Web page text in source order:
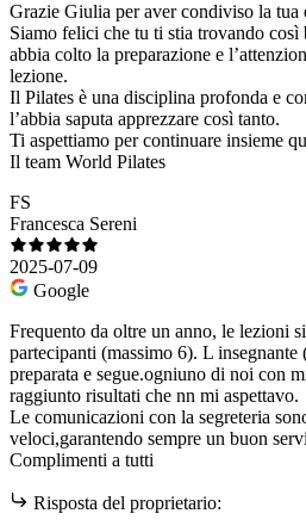
Grazie Giulia per aver condiviso la tua
Siamo felici che tu ti stia trovando così
abbia colto la preparazione e
lezione.
Il Pilates è una disciplina profonda e
l’abbia saputa apprezzare così tanto.
Ti aspettiamo per continuare insieme
Il team World Pilates
FS
Francesca Sereni
2025-07-09
Google
Frequento da oltre un anno, le lezioni
partecipanti (massimo 6). L insegnante
preparata e segue.ogniuno di noi con
raggiunto risultati che nn mi aspettavo.
Le comunicazioni con la segreteria
veloci,garantendo sempre un buon
Complimenti a tutti
Risposta del proprietario: